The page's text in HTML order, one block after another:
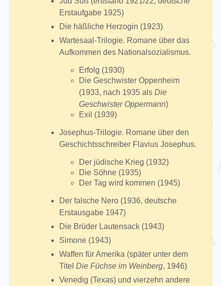
Erstaufgabe 1925)
Die häßliche Herzogin (1923)
Wartesaal-Trilogie. Romane über das
Aufkommen des Nationalsozialismus.
Erfolg (1930)
Die Geschwister Oppenheim
(1933, nach 1935 als Die
Geschwister Oppermann)
Exil (1939)
Josephus-Trilogie. Romane über den
Geschichtsschreiber Flavius Josephus.
Der jüdische Krieg (1932)
Die Söhne (1935)
Der Tag wird kommen (1945)
Der falsche Nero (1936, deutsche
Erstausgabe 1947)
Die Brüder Lautensack (1943)
Simone (1943)
Waffen für Amerika (später unter dem
Titel Die Füchse im Weinberg, 1946)
Venedig (Texas) und vierzehn andere